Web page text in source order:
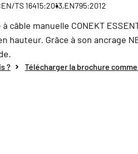
TS 16415:2013,EN795:2012
câble manuelle CONEKT
hauteur. Grâce à son ancrage
? Télécharger la brochure